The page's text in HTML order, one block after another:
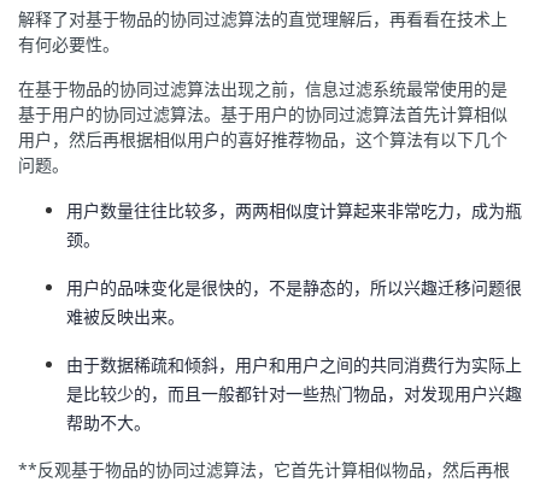
解释了对基于物品的协同过滤算法的直觉理解后，再看看在技术上
有何必要性。
在基于物品的协同过滤算法出现之前，信息过滤系统最常使用的是
基于用户的协同过滤算法。基于用户的协同过滤算法首先计算相似
用户，然后再根据相似用户的喜好推荐物品，这个算法有以下几个
问题。
用户数量往往比较多，两两相似度计算起来非常吃力，成为瓶
颈。
用户的品味变化是很快的，不是静态的，所以兴趣迁移问题很
难被反映出来。
由于数据稀疏和倾斜，用户和用户之间的共同消费行为实际上
是比较少的，而且一般都针对一些热门物品，对发现用户兴趣
帮助不大。
**反观基于物品的协同过滤算法，它首先计算相似物品，然后再根